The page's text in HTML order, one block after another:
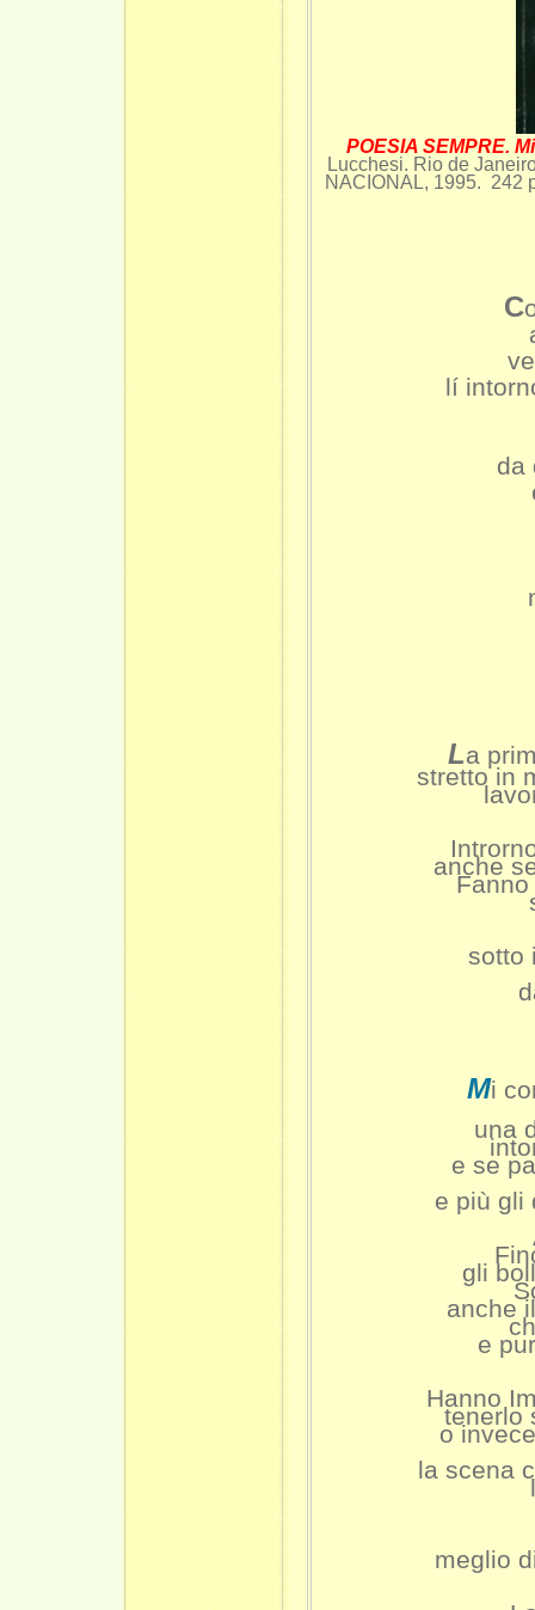
POESIA SEMPRE.
Lucchesi. Rio de
NACIONAL, 1995.
C
lí
da
La
stretto in
anche
sotto
Mi
una
e se
e più
gli
anche
e
Hanno
tenerlo
o
la scena
meglio